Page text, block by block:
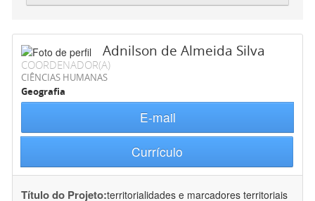
Adnilson de Almeida Silva
COORDENADOR(A)
CIÊNCIAS HUMANAS
Geografia
E-mail
Currículo
Título do Projeto:territorialidades e marcadores territoriais